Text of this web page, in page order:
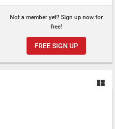
Not a member yet? Sign up now for
free!
FREE SIGN UP